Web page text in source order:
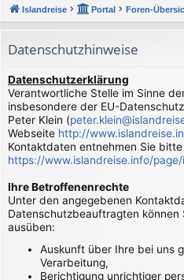
en
Islandreise Portal Foren-
Datenschutzhinweise
Datenschutzerklärung
Verantwortliche Stelle im Sinne
insbesondere der EU-
Peter Klein (
Webseite http://
Kontaktdaten entnehmen Sie
https://www.islandreise.info/page/
Ihre Betroffenenrechte
Unter den angegebenen
Datenschutzbeauftragten
ausüben:
Auskunft über Ihre bei uns
Verarbeitung,
Berichtigung unrichtiger